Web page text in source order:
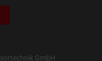
GmbH